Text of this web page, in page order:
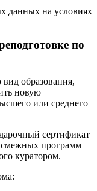
данных на условиях
по
образования,
новую
или среднего
сертификат
смежных программ
куратором.